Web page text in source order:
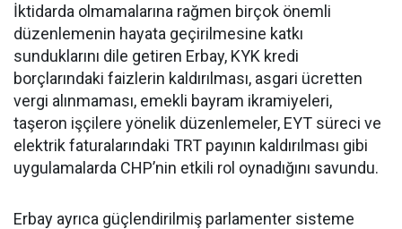
İktidarda olmamalarına rağmen birçok önemli
düzenlemenin hayata geçirilmesine katkı
sunduklarını dile getiren Erbay, KYK kredi
borçlarındaki faizlerin kaldırılması, asgari ücretten
vergi alınmaması, emekli bayram ikramiyeleri,
taşeron işçilere yönelik düzenlemeler, EYT süreci ve
elektrik faturalarındaki TRT payının kaldırılması gibi
uygulamalarda CHP’nin etkili rol oynadığını savundu.
Erbay ayrıca güçlendirilmiş parlamenter sisteme